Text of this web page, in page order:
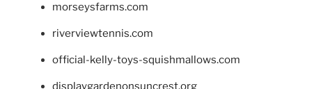
morseysfarms.com
riverviewtennis.com
official-kelly-toys-squishmallows.com
displaygardenonsuncrest.org